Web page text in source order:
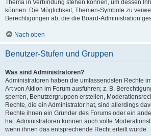
Thema in Verbindung stehen können, um dessen
können. Die Möglichkeit, Themen-Symbole zu
Berechtigungen ab, die die Board-Administration
Nach oben
Benutzer-Stufen und Gruppen
Was sind Administratoren?
Administratoren haben die umfassendsten Rechte
Art von Aktion im Forum ausführen; z. B.
sperren, Benutzergruppen erstellen,
Rechte, die ein Administrator hat, sind allerdings
Rechte ihnen ein Gründer des Forums oder ein
hat. Administratoren können auch volle
wenn ihnen das entsprechende Recht erteilt wurde.